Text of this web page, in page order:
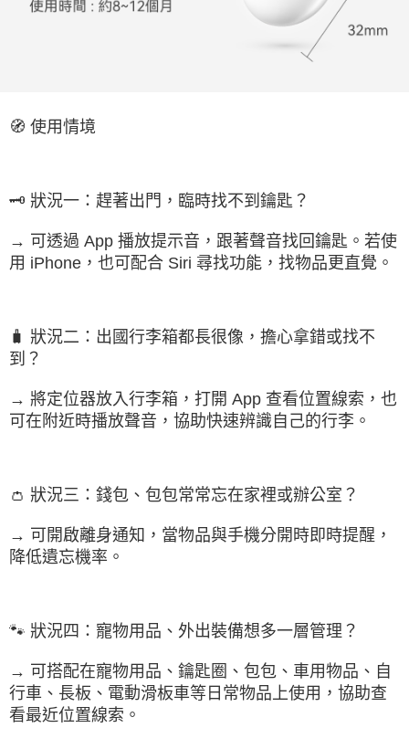
🧭 使用情境
🗝️ 狀況一：趕著出門，臨時找不到鑰匙？
→ 可透過 App 播放提示音，跟著聲音找回鑰匙。若使
用 iPhone，也可配合 Siri 尋找功能，找物品更直覺。
🧳 狀況二：出國行李箱都長很像，擔心拿錯或找不
到？
→ 將定位器放入行李箱，打開 App 查看位置線索，也
可在附近時播放聲音，協助快速辨識自己的行李。
👛 狀況三：錢包、包包常常忘在家裡或辦公室？
→ 可開啟離身通知，當物品與手機分開時即時提醒，
降低遺忘機率。
🐾 狀況四：寵物用品、外出裝備想多一層管理？
→ 可搭配在寵物用品、鑰匙圈、包包、車用物品、自
行車、長板、電動滑板車等日常物品上使用，協助查
看最近位置線索。